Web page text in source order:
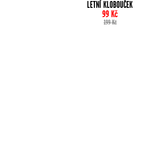
LETNÍ KLOBOUČEK
99Kč
199Kč